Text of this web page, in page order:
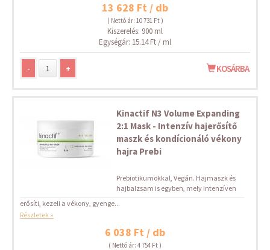
13 628 Ft / db
( Nettó ár: 10 731 Ft )
Kiszerelés: 900 ml
Egységár: 15.14 Ft / ml
- + KOSÁRBA
Kinactif N3 Volume Expanding
2:1 Mask - Intenzív hajerősítő
maszk és kondícionáló vékony
hajra Prebi
Prebiotikumokkal, Vegán. Hajmaszk és
hajbalzsam is egyben, mely intenzíven
erősíti, kezeli a vékony, gyenge...
Részletek »
6 038 Ft / db
( Nettó ár: 4 754 Ft )